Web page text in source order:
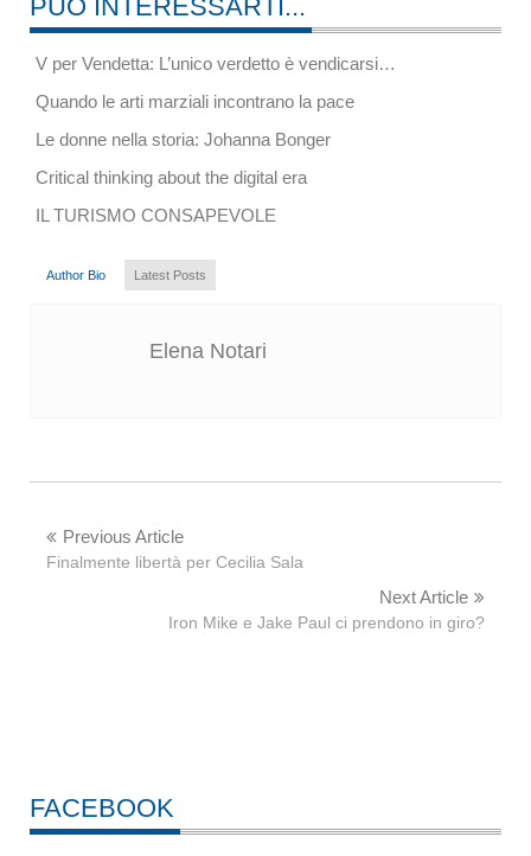
PUÒ INTERESSARTI...
V per Vendetta: L’unico verdetto è vendicarsi…
Quando le arti marziali incontrano la pace
Le donne nella storia: Johanna Bonger
Critical thinking about the digital era
IL TURISMO CONSAPEVOLE
Author Bio Latest Posts
Elena Notari
Previous Article
Finalmente libertà per Cecilia Sala
Next Article
Iron Mike e Jake Paul ci prendono in giro?
FACEBOOK